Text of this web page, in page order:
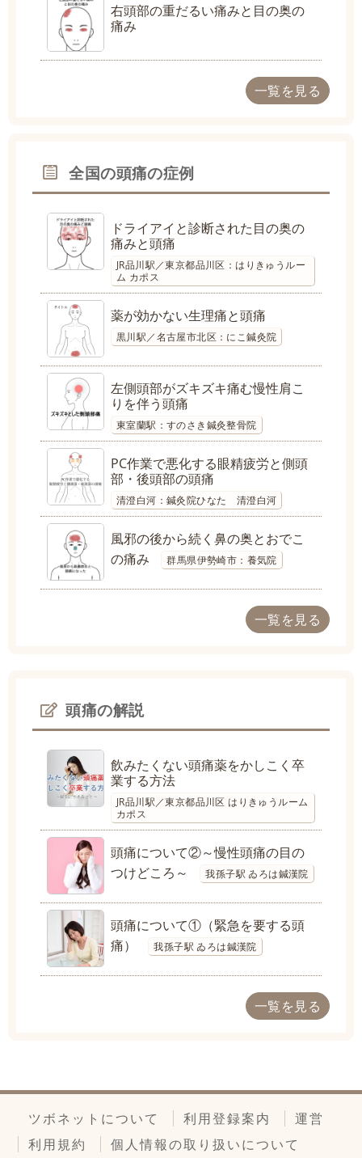
右頭部の重だるい痛みと目の奥の
痛み
一覧を見る
全国の頭痛の症例
ドライアイと診断された目の奥の
痛みと頭痛
JR品川駅／東京都品川区：はりきゅうルー
ム カポス
薬が効かない生理痛と頭痛
黒川駅／名古屋市北区：にこ鍼灸院
左側頭部がズキズキ痛む慢性肩こ
りを伴う頭痛
東室蘭駅：すのさき鍼灸整骨院
PC作業で悪化する眼精疲労と側頭
部・後頭部の頭痛
清澄白河：鍼灸院ひなた 清澄白河
風邪の後から続く鼻の奥とおでこ
の痛み
群馬県伊勢崎市：養気院
一覧を見る
頭痛の解説
飲みたくない頭痛薬をかしこく卒
業する方法
JR品川駅／東京都品川区 はりきゅうルーム
カポス
頭痛について②～慢性頭痛の目の
つけどころ～
我孫子駅 ゐろは鍼漢院
頭痛について①（緊急を要する頭
痛）
我孫子駅 ゐろは鍼漢院
一覧を見る
ツボネットについて 利用登録案内
運営
利用規約
個人情報の取り扱いについて